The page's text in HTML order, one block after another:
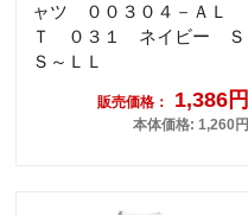
ャツ ００３０４－ＡＬ
Ｔ ０３１ ネイビー Ｓ
Ｓ～ＬＬ
販売価格： 1,386円
本体価格: 1,260円